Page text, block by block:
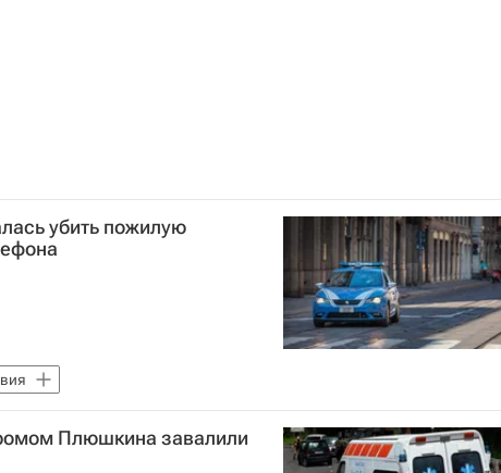
убить пожилую
Плюшкина завалили